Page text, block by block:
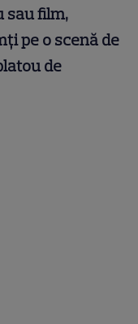
sau film,
pe o scenă de
de